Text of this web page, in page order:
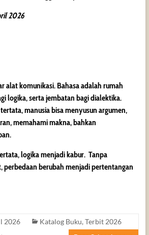
2026
alat komunikasi. Bahasa adalah rumah
logika, serta jembatan bagi dialektika.
manusia bisa menyusun argumen,
memahami makna, bahkan
logika menjadi kabur. Tanpa
perbedaan berubah menjadi pertentangan
2026 Katalog Buku, Terbit 2026